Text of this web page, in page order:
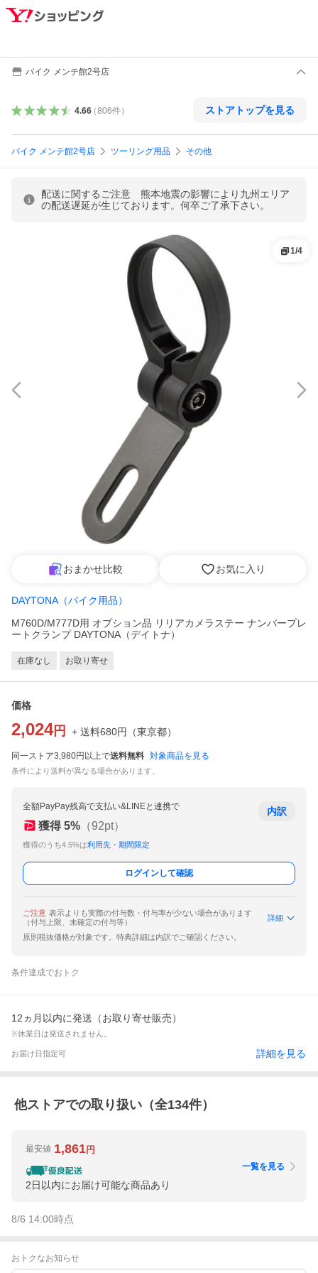
バイク メンテ館2号店
4.66（806件） ストアトップを見る
バイク メンテ館2号店 ツーリング用品 その他
配送に関するご注意 熊本地震の影響により九州エリア
の配送遅延が生じております。何卒ご了承下さい。
1/4
おまかせ比較 お気に入り
DAYTONA（バイク用品）
M760D/M777D用 オプション品 リリアカメラステー ナンバープレ
ートクランプ DAYTONA（デイトナ）
在庫なし お取り寄せ
価格
2,024円 + 送料680円 （東京都）
同一ストア3,980円以上で送料無料 対象商品を見る
条件により送料が異なる場合があります。
全額PayPay残高で支払い&LINEと連携で
獲得 5% （92pt）
獲得のうち4.5%は利用先・期間限定
内訳
ログインして確認
ご注意 表示よりも実際の付与数・付与率が少ない場合があります
（付与上限、未確定の付与等）
詳細
原則税抜価格が対象です。特典詳細は内訳でご確認ください。
条件達成でおトク
12ヵ月以内に発送（お取り寄せ販売）
※休業日は発送されません。
お届け日指定可 詳細を見る
他ストアでの取り扱い（全134件）
最安値 1,861円
2日以内にお届け可能な商品あり
一覧を見る
8/6 14:00時点
おトクなお知らせ